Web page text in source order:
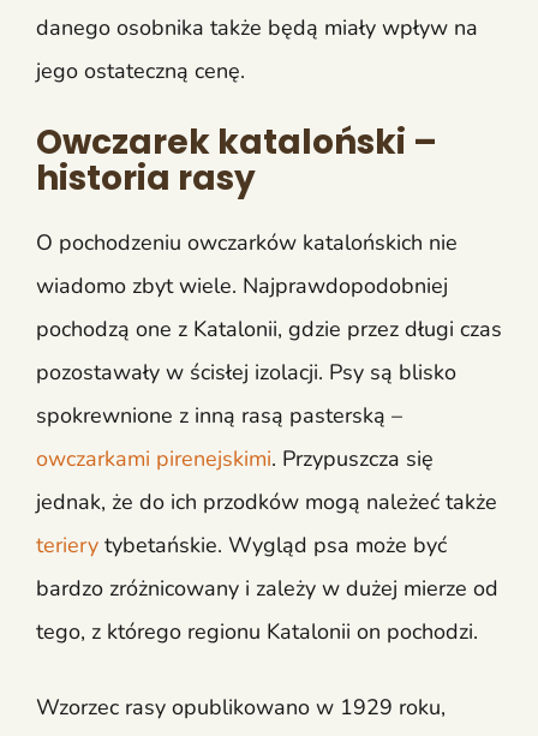
danego osobnika także będą miały wpływ na
jego ostateczną cenę.
Owczarek kataloński –
historia rasy
O pochodzeniu owczarków katalońskich nie
wiadomo zbyt wiele. Najprawdopodobniej
pochodzą one z Katalonii, gdzie przez długi czas
pozostawały w ścisłej izolacji. Psy są blisko
spokrewnione z inną rasą pasterską –
owczarkami pirenejskimi. Przypuszcza się
jednak, że do ich przodków mogą należeć także
teriery tybetańskie. Wygląd psa może być
bardzo zróżnicowany i zależy w dużej mierze od
tego, z którego regionu Katalonii on pochodzi.
Wzorzec rasy opublikowano w 1929 roku,